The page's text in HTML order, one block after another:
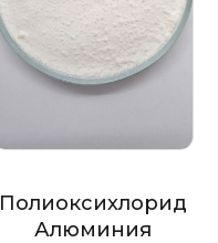
Полиоксихлорид
Алюминия